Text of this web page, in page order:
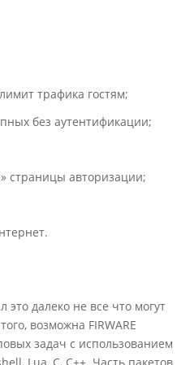
трафика гостям;
без аутентификации;
страницы авторизации;
далеко не все что могут
возможна FIRWARE
задач с использованием